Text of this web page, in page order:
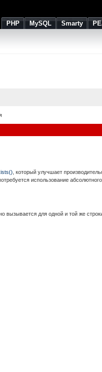
PHP MySQL Smarty
, который улучшает
использование
вызывается для одной и той же